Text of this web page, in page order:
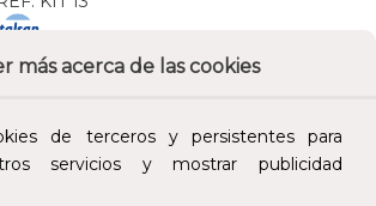
más acerca de las cookies
de terceros y persistentes para
servicios y mostrar publicidad
al carrito y sigue el proceso de
€